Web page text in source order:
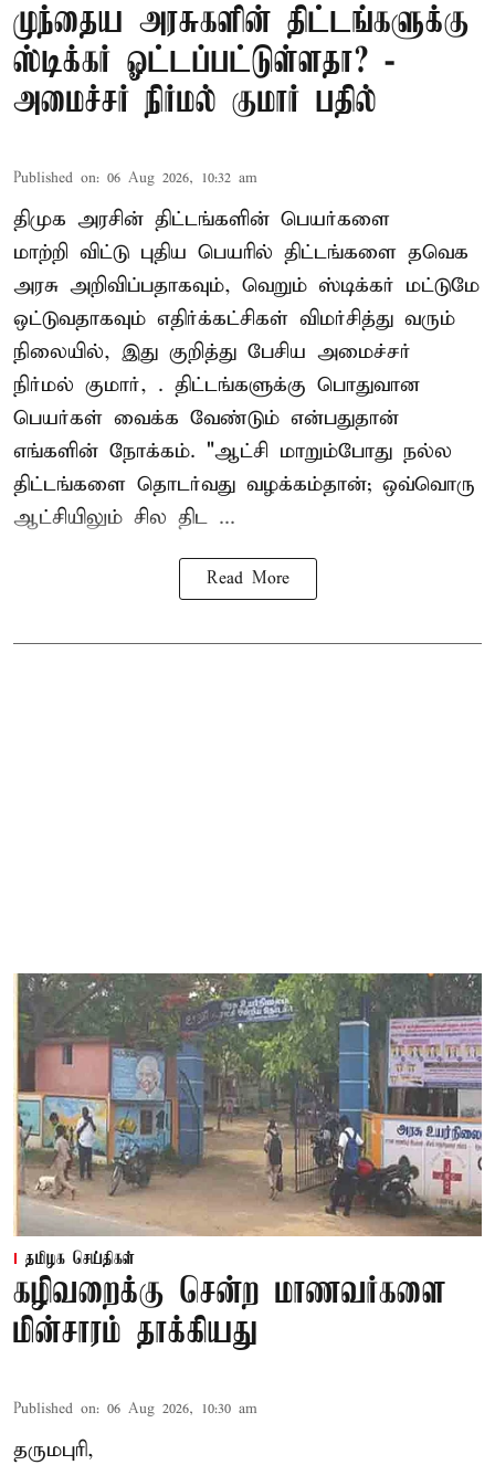
முந்தைய அரசுகளின் திட்டங்களுக்கு
ஸ்டிக்கர் ஓட்டப்பட்டுள்ளதா? -
அமைச்சர் நிர்மல் குமார் பதில்
Published on: 06 Aug 2026, 10:32 am
திமுக அரசின் திட்டங்களின் பெயர்களை
மாற்றி விட்டு புதிய பெயரில் திட்டங்களை தவெக
அரசு அறிவிப்பதாகவும், வெறும் ஸ்டிக்கர் மட்டுமே
ஒட்டுவதாகவும் எதிர்க்கட்சிகள் விமர்சித்து வரும்
நிலையில், இது குறித்து பேசிய அமைச்சர்
நிர்மல் குமார், . திட்டங்களுக்கு பொதுவான
பெயர்கள் வைக்க வேண்டும் என்பதுதான்
எங்களின் நோக்கம். "ஆட்சி மாறும்போது நல்ல
திட்டங்களை தொடர்வது வழக்கம்தான்; ஒவ்வொரு
ஆட்சியிலும் சில திட ...
Read More
தமிழக செய்திகள்
கழிவறைக்கு சென்ற மாணவர்களை
மின்சாரம் தாக்கியது
Published on: 06 Aug 2026, 10:30 am
தருமபுரி,